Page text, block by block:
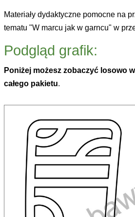
Materiały dydaktyczne pomocne na
tematu "W marcu jak w garncu" w
Podgląd grafik:
Poniżej możesz zobaczyć losowo
całego pakietu.